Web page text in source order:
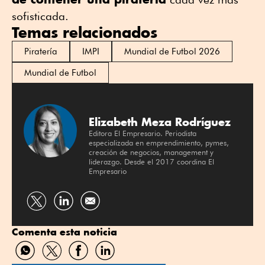
sofisticada.
Temas relacionados
Piratería IMPI
Mundial de Futbol 2026
Mundial de Futbol
Elizabeth Meza Rodríguez
Editora El Empresario. Periodista
especializada en emprendimiento, pymes,
creación de negocios, management y
liderazgo. Desde el 2017 coordina El
Empresario
Compartir
Twitter
Compartir
Linkedin
Comenta esta noticia
CompartirCompartirCompartirCompartir